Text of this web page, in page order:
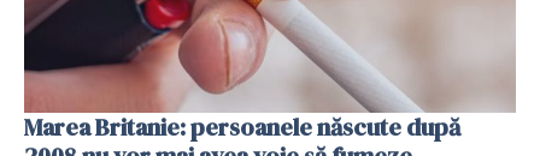
Marea Britanie: persoanele născute după